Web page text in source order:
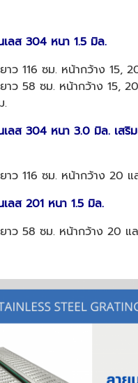
เลส 304 หนา 1.5 มิล.
าว 116 ซม. หน้ากว้าง 15,
าว 58 ซม. หน้ากว้าง 15,
.
เลส 304 หนา 3.0 มิล. เสริ
าว 116 ซม. หน้ากว้าง 20 แ
ลส 201 หนา 1.5 มิล.
าว 58 ซม. หน้ากว้าง 20 แ